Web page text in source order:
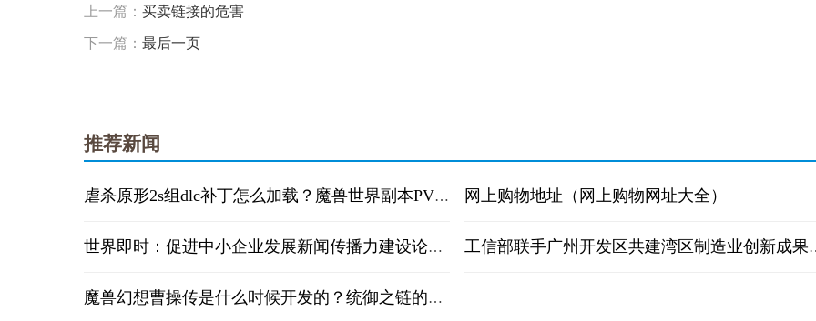
上一篇： 买卖链接的危害
下一篇： 最后一页
推荐新闻
虐杀原形2s组dlc补丁怎么加载？魔兽世界副本PVE是什么意思？ 网上购物地址（网上购物网址大全）
世界即时：促进中小企业发展新闻传播力建设论坛举办 工信部联手广州开
魔兽幻想曹操传是什么时候开发的？统御之链的主要定义是什么？